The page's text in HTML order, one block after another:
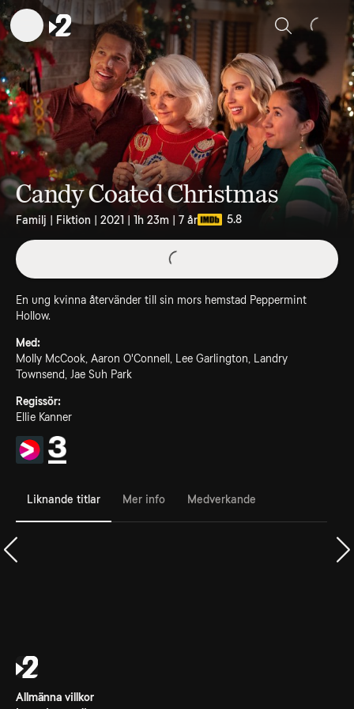
Sök
Candy Coated Christmas
Familj | Fiktion | 2021 | 1h 23m | 7 år 5.8
En ung kvinna återvänder till sin mors hemstad Peppermint
Hollow.
Med:
Molly McCook, Aaron O'Connell, Lee Garlington, Landry
Townsend, Jae Suh Park
Regissör:
Ellie Kanner
Liknande titlar Mer info Medverkande
Allmänna villkor